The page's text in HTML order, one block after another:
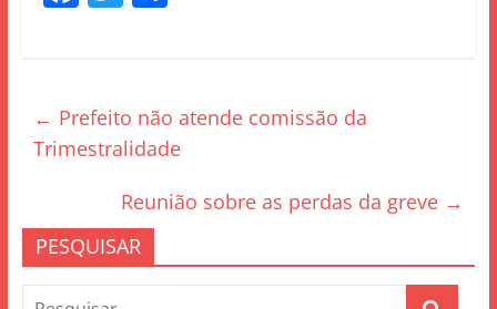
b
o
k
← Prefeito não atende comissão da
Trimestralidade
Reunião sobre as perdas da greve →
PESQUISAR